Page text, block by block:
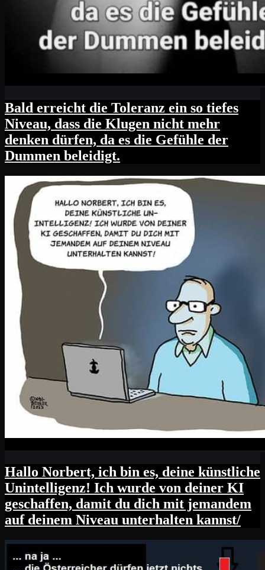
Bald erreicht die Toleranz ein so tiefes
Niveau, dass die Klugen nicht mehr
denken dürfen, da es die Gefühle der
Dummen beleidigt.
Hallo Norbert, ich bin es, deine künstliche
Unintelligenz! Ich wurde von deiner KI
geschaffen, damit du dich mit jemandem
auf deinem Niveau unterhalten kannst/